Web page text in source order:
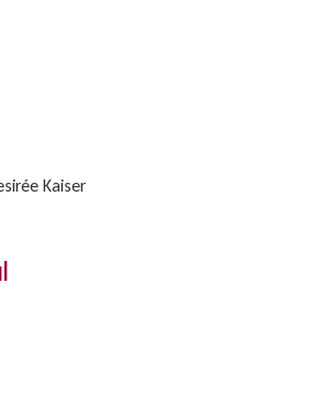
Kaiser